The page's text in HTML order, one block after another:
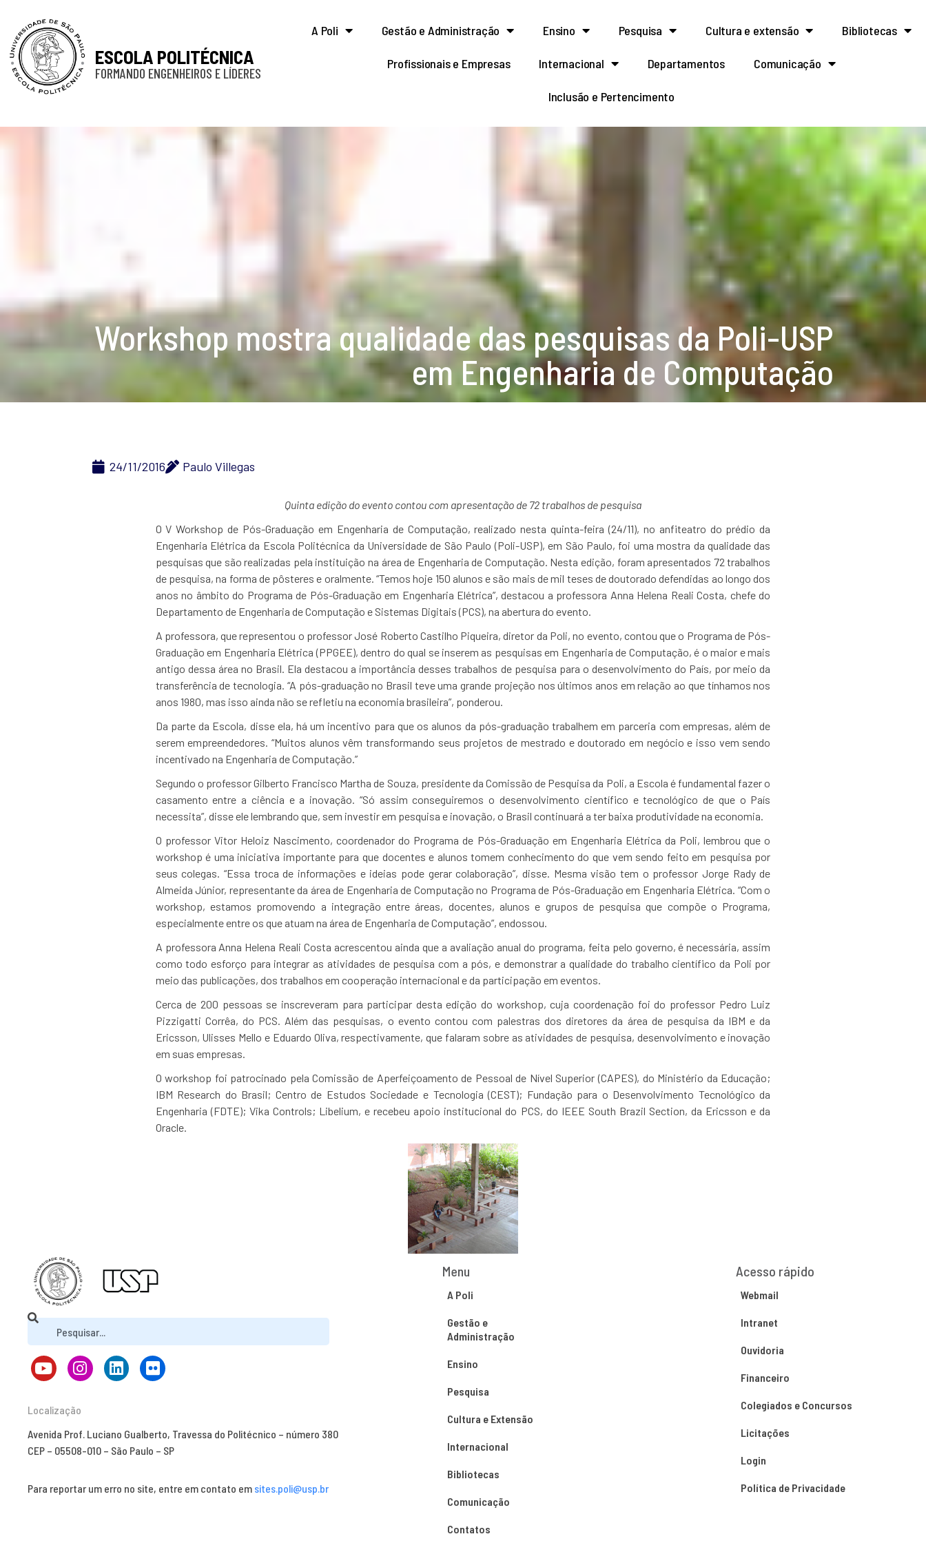
ESCOLA POLITÉCNICA
FORMANDO ENGENHEIROS E LÍDERES
A Poli Gestão e Administração Ensino Pesquisa Cultura e extensão Bibliotecas
Profissionais e Empresas Internacional Departamentos Comunicação
Inclusão e Pertencimento
Workshop mostra qualidade das pesquisas da Poli-USP
em Engenharia de Computação
24/11/2016 Paulo Villegas
Quinta edição do evento contou com apresentação de 72 trabalhos de pesquisa
O V Workshop de Pós-Graduação em Engenharia de Computação, realizado nesta quinta-feira (24/11), no anfiteatro do prédio da
Engenharia Elétrica da Escola Politécnica da Universidade de São Paulo (Poli-USP), em São Paulo, foi uma mostra da qualidade das
pesquisas que são realizadas pela instituição na área de Engenharia de Computação. Nesta edição, foram apresentados 72 trabalhos
de pesquisa, na forma de pôsteres e oralmente. “Temos hoje 150 alunos e são mais de mil teses de doutorado defendidas ao longo dos
anos no âmbito do Programa de Pós-Graduação em Engenharia Elétrica”, destacou a professora Anna Helena Reali Costa, chefe do
Departamento de Engenharia de Computação e Sistemas Digitais (PCS), na abertura do evento.
A professora, que representou o professor José Roberto Castilho Piqueira, diretor da Poli, no evento, contou que o Programa de Pós-
Graduação em Engenharia Elétrica (PPGEE), dentro do qual se inserem as pesquisas em Engenharia de Computação, é o maior e mais
antigo dessa área no Brasil. Ela destacou a importância desses trabalhos de pesquisa para o desenvolvimento do País, por meio da
transferência de tecnologia. “A pós-graduação no Brasil teve uma grande projeção nos últimos anos em relação ao que tínhamos nos
anos 1980, mas isso ainda não se refletiu na economia brasileira”, ponderou.
Da parte da Escola, disse ela, há um incentivo para que os alunos da pós-graduação trabalhem em parceria com empresas, além de
serem empreendedores. “Muitos alunos vêm transformando seus projetos de mestrado e doutorado em negócio e isso vem sendo
incentivado na Engenharia de Computação.”
Segundo o professor Gilberto Francisco Martha de Souza, presidente da Comissão de Pesquisa da Poli, a Escola é fundamental fazer o
casamento entre a ciência e a inovação. “Só assim conseguiremos o desenvolvimento científico e tecnológico de que o País
necessita”, disse ele lembrando que, sem investir em pesquisa e inovação, o Brasil continuará a ter baixa produtividade na economia.
O professor Vitor Heloiz Nascimento, coordenador do Programa de Pós-Graduação em Engenharia Elétrica da Poli, lembrou que o
workshop é uma iniciativa importante para que docentes e alunos tomem conhecimento do que vem sendo feito em pesquisa por
seus colegas. “Essa troca de informações e ideias pode gerar colaboração”, disse. Mesma visão tem o professor Jorge Rady de
Almeida Júnior, representante da área de Engenharia de Computação no Programa de Pós-Graduação em Engenharia Elétrica. “Com o
workshop, estamos promovendo a integração entre áreas, docentes, alunos e grupos de pesquisa que compõe o Programa,
especialmente entre os que atuam na área de Engenharia de Computação”, endossou.
A professora Anna Helena Reali Costa acrescentou ainda que a avaliação anual do programa, feita pelo governo, é necessária, assim
como todo esforço para integrar as atividades de pesquisa com a pós, e demonstrar a qualidade do trabalho científico da Poli por
meio das publicações, dos trabalhos em cooperação internacional e da participação em eventos.
Cerca de 200 pessoas se inscreveram para participar desta edição do workshop, cuja coordenação foi do professor Pedro Luiz
Pizzigatti Corrêa, do PCS. Além das pesquisas, o evento contou com palestras dos diretores da área de pesquisa da IBM e da
Ericsson, Ulisses Mello e Eduardo Oliva, respectivamente, que falaram sobre as atividades de pesquisa, desenvolvimento e inovação
em suas empresas.
O workshop foi patrocinado pela Comissão de Aperfeiçoamento de Pessoal de Nível Superior (CAPES), do Ministério da Educação;
IBM Research do Brasil; Centro de Estudos Sociedade e Tecnologia (CEST); Fundação para o Desenvolvimento Tecnológico da
Engenharia (FDTE); Vika Controls; Libelium, e recebeu apoio institucional do PCS, do IEEE South Brazil Section, da Ericsson e da
Oracle.
Localização
Avenida Prof. Luciano Gualberto, Travessa do Politécnico – número 380
CEP – 05508-010 – São Paulo – SP
Para reportar um erro no site, entre em contato em sites.poli@usp.br
Menu
A Poli
Gestão e
Administração
Ensino
Pesquisa
Cultura e Extensão
Internacional
Bibliotecas
Comunicação
Contatos
Acesso rápido
Webmail
Intranet
Ouvidoria
Financeiro
Colegiados e Concursos
Licitações
Login
Política de Privacidade